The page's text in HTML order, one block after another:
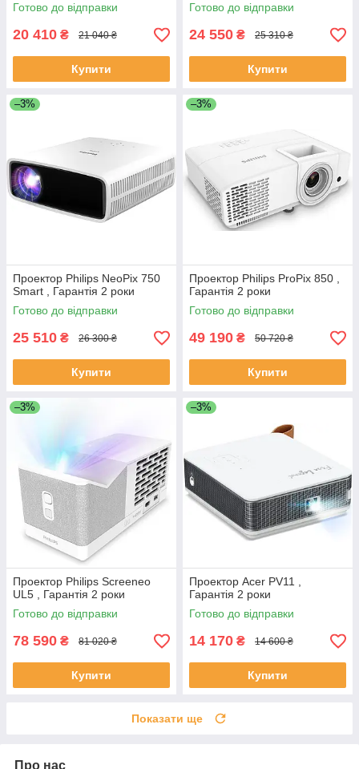
Готово до відправки
20 410 ₴ 21 040 ₴
Купити
Готово до відправки
24 550 ₴ 25 310 ₴
Купити
–3%
Проектор Philips NeoPix 750
Smart , Гарантія 2 роки
Готово до відправки
25 510 ₴ 26 300 ₴
Купити
–3%
Проектор Philips ProPix 850 ,
Гарантія 2 роки
Готово до відправки
49 190 ₴ 50 720 ₴
Купити
–3%
Проектор Philips Screeneo
UL5 , Гарантія 2 роки
Готово до відправки
78 590 ₴ 81 020 ₴
Купити
–3%
Проектор Acer PV11 ,
Гарантія 2 роки
Готово до відправки
14 170 ₴ 14 600 ₴
Купити
Показати ще
Про нас